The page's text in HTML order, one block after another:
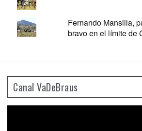
Fernando Mansilla,
bravo en el límite de
Canal VaDeBraus